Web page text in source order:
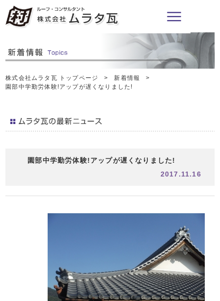
株式会社ムラタ瓦 トップページ
新着情報
園部中学勤労体験!アップが遅くなりました!
園部中学勤労体験!アップが遅くなりました!
2017.11.16